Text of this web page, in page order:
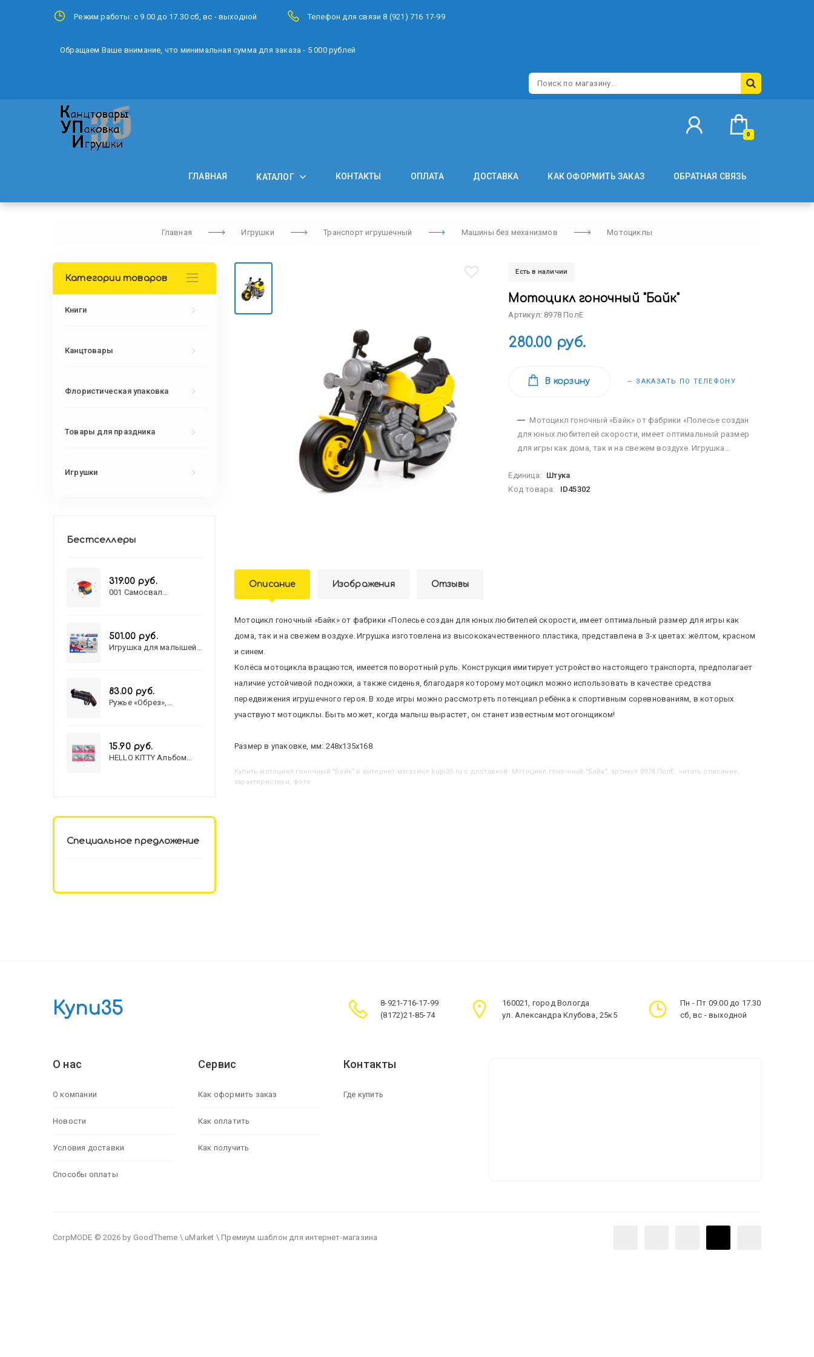
Режим работы: с 9.00 до 17.30 сб, вс - выходной Телефон для связи 8 (921) 716 17-99
Обращаем Ваше внимание, что минимальная сумма для заказа - 5 000 рублей
0
ГЛАВНАЯ КАТАЛОГ КОНТАКТЫ ОПЛАТА ДОСТАВКА КАК ОФОРМИТЬ ЗАКАЗ ОБРАТНАЯ СВЯЗЬ
Главная Игрушки Транспорт игрушечный Машины без механизмов Мотоциклы
Есть в наличии
Мотоцикл гоночный "Байк"
Артикул: 8978 ПолЕ
280.00 руб.
В корзину — ЗАКАЗАТЬ ПО ТЕЛЕФОНУ
Мотоцикл гоночный «Байк» от фабрики «Полесье создан
для юных любителей скорости, имеет оптимальный размер
для игры как дома, так и на свежем воздухе. Игрушка
представлена в 3-х цветах: жёлтом, красном и сине...
Единица:
Штука
Код товара:
ID45302
Описание Изображения Отзывы
Мотоцикл гоночный «Байк» от фабрики «Полесье создан для юных любителей скорости, имеет оптимальный размер для игры как
дома, так и на свежем воздухе. Игрушка изготовлена из высококачественного пластика, представлена в 3-х цветах: жёлтом, красном
и синем.
Колёса мотоцикла вращаются, имеется поворотный руль. Конструкция имитирует устройство настоящего транспорта, предполагает
наличие устойчивой подножки, а также сиденья, благодаря которому мотоцикл можно использовать в качестве средства
передвижения игрушечного героя. В ходе игры можно рассмотреть потенциал ребёнка к спортивным соревнованиям, в которых
участвуют мотоциклы. Быть может, когда малыш вырастет, он станет известным мотогонщиком!
Размер в упаковке, мм: 248х135х168
Купить Мотоцикл гоночный "Байк" в интернет-магазине kupi35.ru с доставкой. Мотоцикл гоночный "Байк", артикул 8978 ПолЕ: читать описание,
характеристики, фото
Категории товаров
Книги
Канцтовары
Флористическая упаковка
Товары для праздника
Игрушки
Бестселлеры
319.00 руб.
001 Самосвал
501.00 руб.
Игрушка для малышей
83.00 руб.
Ружье «Обрез»,
15.90 руб.
HELLO KITTY Альбом
Специальное предложение
Купи35
8-921-716-17-99
(8172)21-85-74
160021, город Вологда
ул. Александра Клубова, 25к5
Пн - Пт 09.00 до 17.30
сб, вс - выходной
О нас
О компании
Новости
Условия доставки
Способы оплаты
Сервис
Как оформить заказ
Как оплатить
Как получить
Контакты
Где купить
CorpMODE © 2026 by GoodTheme \ uMarket \ Премиум шаблон для интернет-магазина